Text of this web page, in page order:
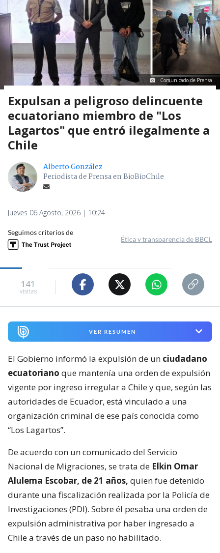
Comunicado de Prensa
Expulsan a peligroso delincuente
ecuatoriano miembro de "Los
Lagartos" que entró ilegalmente a
Chile
Alberto González
Periodista de Prensa en BioBioChile
Jueves 06 Agosto, 2026 | 10:24
Seguimos criterios de
Ética y transparencia de BBCL
141
visitas
VER RESUMEN
El Gobierno informó la expulsión de un ciudadano
ecuatoriano que mantenía una orden de expulsión
vigente por ingreso irregular a Chile y que, según las
autoridades de Ecuador, está vinculado a una
organización criminal de ese país conocida como
“Los Lagartos”.
De acuerdo con un comunicado del Servicio
Nacional de Migraciones, se trata de Elkin Omar
Alulema Escobar, de 21 años, quien fue detenido
durante una fiscalización realizada por la Policía de
Investigaciones (PDI). Sobre él pesaba una orden de
expulsión administrativa por haber ingresado a
Chile a través de un paso no habilitado.